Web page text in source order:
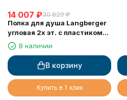
14 007 ₽30 820 ₽
Полка для душа Langberger
угловая 2х эт. с пластиком
75862В наличии
В корзину
Купить в 1 клик